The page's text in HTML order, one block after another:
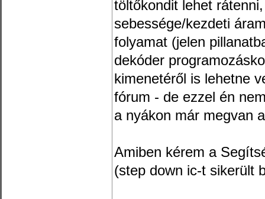
töltőkondit lehet
sebessége/kezdeti
folyamat (jelen
dekóder
kimenetéről is lehetne
fórum - de ezzel én
a nyákon már megvan
Amiben kérem a
(step down ic-t sikerült